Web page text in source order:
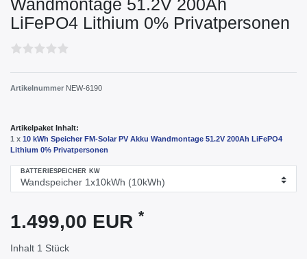
LiFePO4 Lithium 0% Privatpersonen
Artikelnummer NEW-6190
Artikelpaket Inhalt:
1 x 10 kWh Speicher FM-Solar PV Akku Wandmontage 51.2V 200Ah LiFePO4
Lithium 0% Privatpersonen
BATTERIESPEICHER KW
1.499,00 EUR *
Inhalt 1 Stück